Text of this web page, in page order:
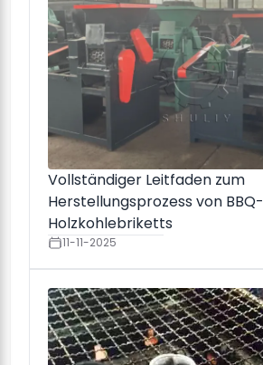
Vollständiger Leitfaden zum
Herstellungsprozess von BBQ-
Holzkohlebriketts
11-11-2025